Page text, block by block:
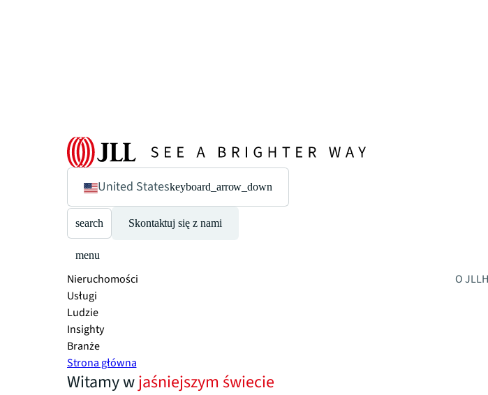
United Stateskeyboard_arrow_down
search Skontaktuj się z nami
menu
Nieruchomości
Usługi
Ludzie
Insighty
Branże
O JLL
Strona główna
Witamy wjaśniejszym świecie